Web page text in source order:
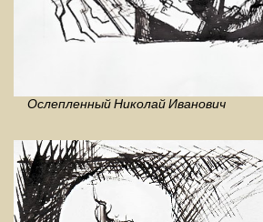
Ослепленный Николай Иванович